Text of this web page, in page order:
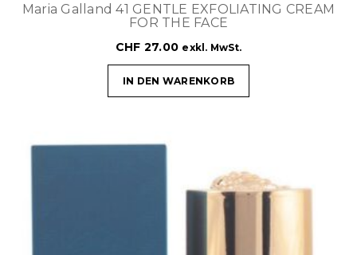
Maria Galland 41 GENTLE EXFOLIATING CREAM
FOR THE FACE
CHF 27.00 exkl. MwSt.
IN DEN WARENKORB